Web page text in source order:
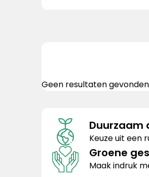
Geen resultaten
Duurzaam
Keuze uit een
Groene
Maak indruk